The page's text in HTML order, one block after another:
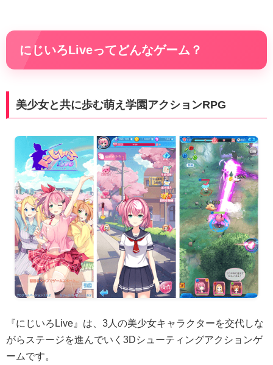
にじいろLiveってどんなゲーム？
美少女と共に歩む萌え学園アクションRPG
『にじいろLive』は、3人の美少女キャラクターを交代しな
がらステージを進んでいく3Dシューティングアクションゲ
ームです。